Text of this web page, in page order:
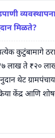
मिळते?
कुटुंबामागे
लाख ते ₹२०
थेट
केंद्र आणि